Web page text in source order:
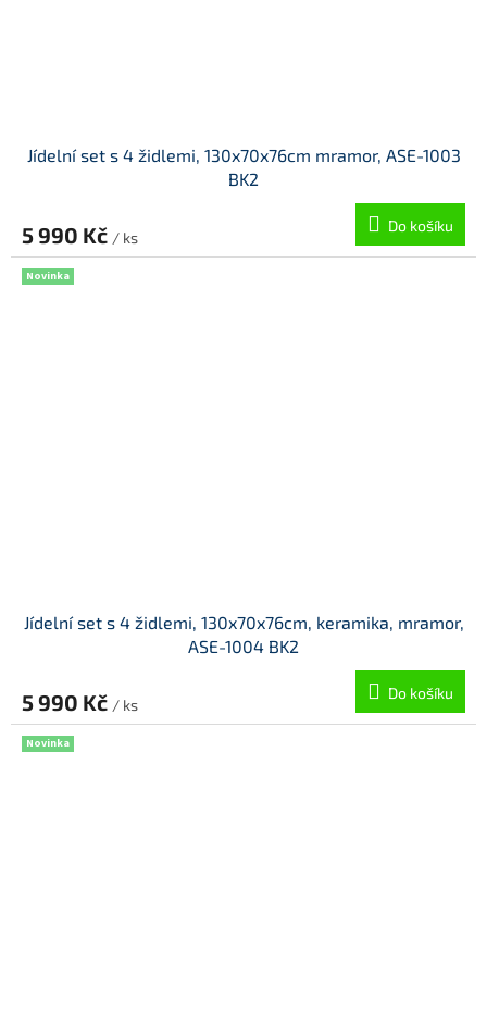
Jídelní set s 4 židlemi, 130x70x76cm mramor, ASE-1003
BK2
5 990 Kč / ks
Do košíku
Novinka
Jídelní set s 4 židlemi, 130x70x76cm, keramika, mramor,
ASE-1004 BK2
5 990 Kč / ks
Do košíku
Novinka